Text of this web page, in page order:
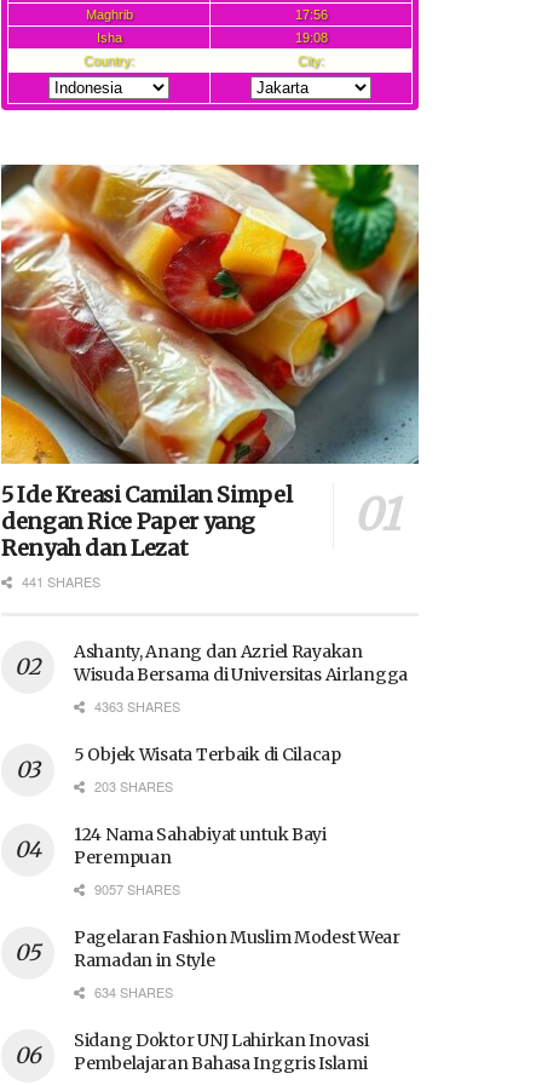
5 Ide Kreasi Camilan Simpel
dengan Rice Paper yang
Renyah dan Lezat
441 SHARES
Ashanty, Anang dan Azriel Rayakan
Wisuda Bersama di Universitas Airlangga
4363 SHARES
5 Objek Wisata Terbaik di Cilacap
203 SHARES
124 Nama Sahabiyat untuk Bayi
Perempuan
9057 SHARES
Pagelaran Fashion Muslim Modest Wear
Ramadan in Style
634 SHARES
Sidang Doktor UNJ Lahirkan Inovasi
Pembelajaran Bahasa Inggris Islami